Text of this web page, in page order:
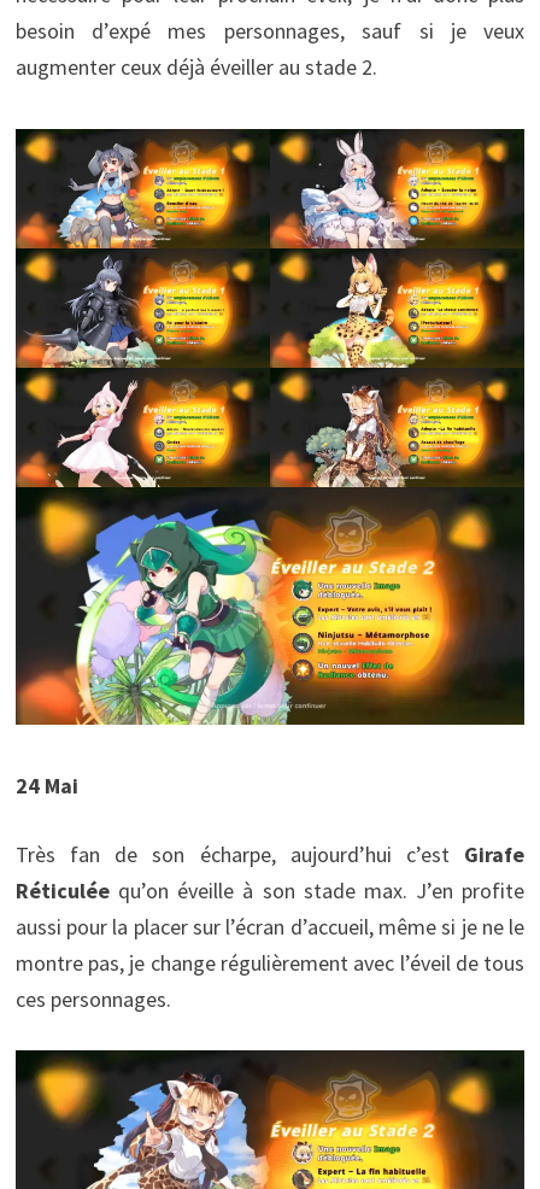
besoin d’expé mes personnages, sauf si je veux
augmenter ceux déjà éveiller au stade 2.
24 Mai
Très fan de son écharpe, aujourd’hui c’est Girafe
Réticulée qu’on éveille à son stade max. J’en profite
aussi pour la placer sur l’écran d’accueil, même si je ne le
montre pas, je change régulièrement avec l’éveil de tous
ces personnages.